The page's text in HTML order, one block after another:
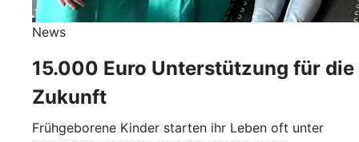
News
15.000 Euro Unterstützung für die
Zukunft
Frühgeborene Kinder starten ihr Leben oft unter